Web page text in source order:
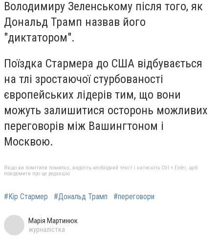
Володимиру Зеленському після того, як
Дональд Трамп назвав його
"диктатором".
Поїздка Стармера до США відбувається
на тлі зростаючої стурбованості
європейських лідерів тим, що вони
можуть залишитися осторонь можливих
переговорів між Вашингтоном і
Москвою.
Якщо ви помітили помилку, виділіть необхідний текст і натисніть Ctrl + Enter, щоб
повідомити про це редакцію
#Кір Стармер #Дональд Трамп #переговори
Марія Мартинюк
журналістка